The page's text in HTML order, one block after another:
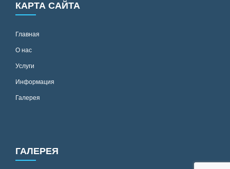
КАРТА САЙТА
Главная
О нас
Услуги
Информация
Галерея
ГАЛЕРЕЯ